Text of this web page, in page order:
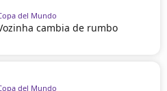
del Mundo
cambia de rumbo
del Mundo